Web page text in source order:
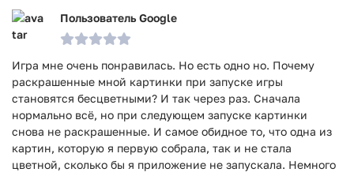
Пользователь Google
Игра мне очень понравилась. Но есть одно но. Почему
раскрашенные мной картинки при запуске игры
становятся бесцветными? И так через раз. Сначала
нормально всё, но при следующем запуске картинки
снова не раскрашенные. И самое обидное то, что одна из
картин, которую я первую собрала, так и не стала
цветной, сколько бы я приложение не запускала. Немного